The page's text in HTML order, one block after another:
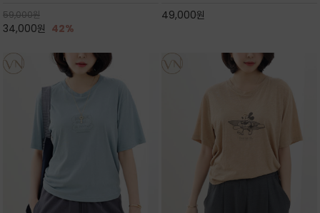
완성
59,000원
34,000원 42%
룩, 모임룩, 데일리룩까지 다양하게
49,000원